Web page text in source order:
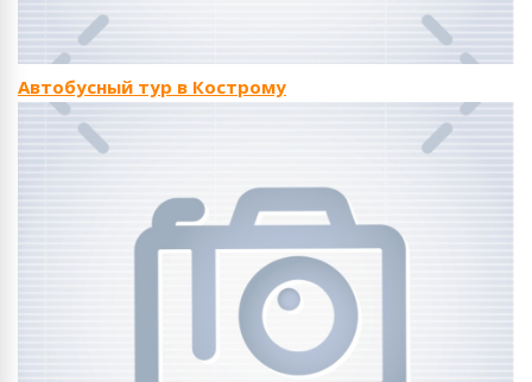
Автобусный тур в Кострому